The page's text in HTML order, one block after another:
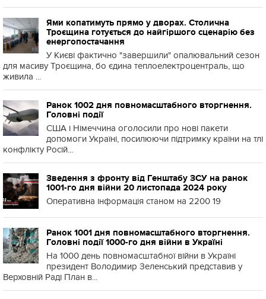
Ями копатимуть прямо у дворах. Столична
Троєщина готується до найгіршого сценарію без
енергопостачання
У Києві фактично "завершили" опалювальний сезон
для масиву Троєщина, бо єдина теплоелектроцентраль, що
живила ...
Ранок 1002 дня повномасштабного вторгнення.
Головні події
США і Німеччина оголосили про нові пакети
допомоги Україні, посилюючи підтримку країни на тлі
конфлікту Росій...
Зведення з фронту від Генштабу ЗСУ на ранок
1001-го дня війни 20 листопада 2024 року
Оперативна інформація станом на 2200 19
Ранок 1001 дня повномасштабного вторгнення.
Головні події 1000-го дня війни в Україні
На 1000 день повномасштабної війни в Україні
президент Володимир Зеленський представив у
Верховній Раді План в...